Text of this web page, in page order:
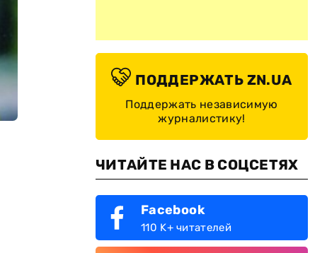
ПОДДЕРЖАТЬ ZN.UA
Поддержать независимую
журналистику!
ЧИТАЙТЕ НАС В СОЦСЕТЯХ
Facebook
110 K+ читателей